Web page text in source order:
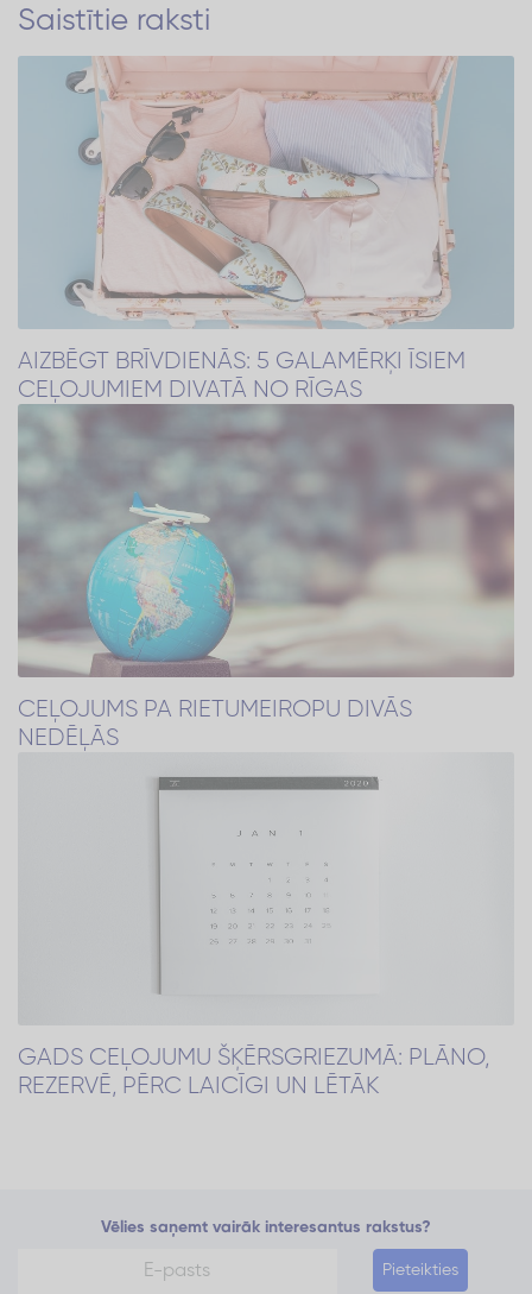
Saistītie raksti
AIZBĒGT BRĪVDIENĀS: 5 GALAMĒRĶI ĪSIEM
CEĻOJUMIEM DIVATĀ NO RĪGAS
CEĻOJUMS PA RIETUMEIROPU DIVĀS
NEDĒĻĀS
GADS CEĻOJUMU ŠĶĒRSGRIEZUMĀ: PLĀNO,
REZERVĒ, PĒRC LAICĪGI UN LĒTĀK
Vēlies saņemt vairāk interesantus rakstus?
Pieteikties